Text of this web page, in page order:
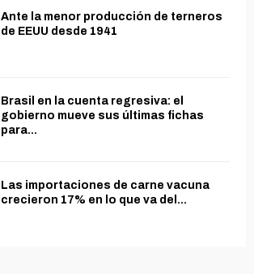
Ante la menor producción de terneros
de EEUU desde 1941
Brasil en la cuenta regresiva: el
gobierno mueve sus últimas fichas
para...
Las importaciones de carne vacuna
crecieron 17% en lo que va del...